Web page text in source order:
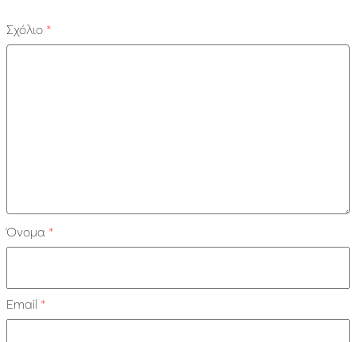
Σχόλιο *
Όνομα *
Email *